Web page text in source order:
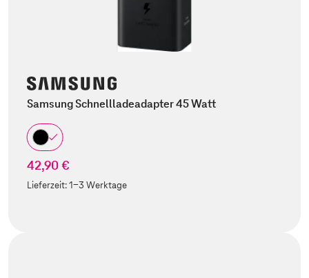
Samsung Schnellladeadapter 45 Watt
42,90 €
Lieferzeit:1-3 Werktage